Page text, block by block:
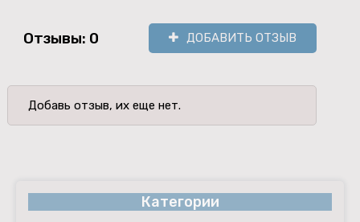
Отзывы: 0 ДОБАВИТЬ ОТЗЫВ
Добавь отзыв, их еще нет.
Категории